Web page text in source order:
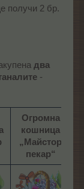
получи 2 бр.
два
-
Огромна
кошница
„Майстор
пекар“